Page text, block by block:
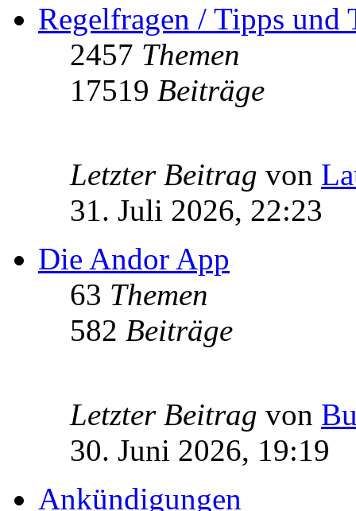
Regelfragen / Tipps und
2457 Themen
17519 Beiträge
Letzter Beitrag von
31. Juli 2026, 22:23
Die Andor App
63 Themen
582 Beiträge
Letzter Beitrag von
30. Juni 2026, 19:19
Ankündigungen